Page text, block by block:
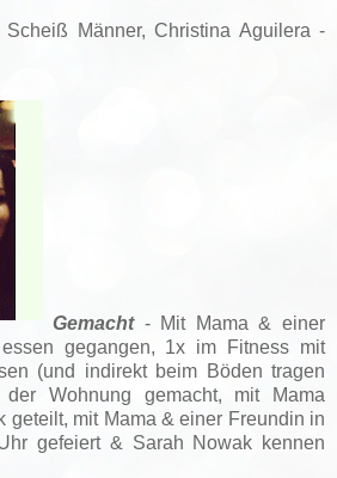
Männer, Christina Aguilera -
Gemacht- Mit Mama & einer
gegangen, 1x im Fitness mit
(und indirekt beim Böden tragen
Wohnung gemacht, mit Mama
geteilt, mit Mama & einer Freundin in
gefeiert & Sarah Nowak kennen